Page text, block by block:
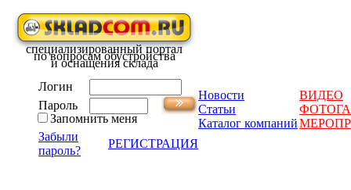
специализированный портал
по вопросам обустройства
и оснащения склада
Логин
Пароль
Запомнить меня
Забыли
пароль?
РЕГИСТРАЦИЯ
Новости
ВИДЕО
Статьи
Каталог компаний